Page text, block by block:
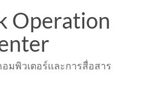
Operation
มพิวเตอร์เเละการสื่อสาร